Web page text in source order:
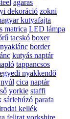
agaras
dekoráció zokni
kutyafajta
matrica LED lámpa
tacskó boxer
border
kutyás naptár
tappancsos
egyedi nyakkendő
nyúl cica naptár
yorkie staffi
sárlehúzó parafa
kellék
felirat yorkshire